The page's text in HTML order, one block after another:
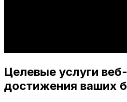
Целевые услуги
достижения ваших